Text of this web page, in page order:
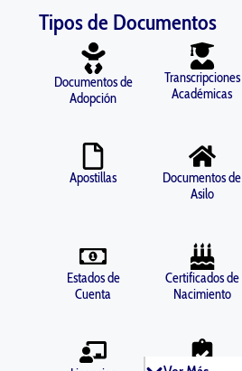
Tipos de Documentos
Documentos de
Adopción
Transcripciones
Académicas
Apostillas
Documentos de
Asilo
Estados de
Cuenta
Certificados de
Nacimiento